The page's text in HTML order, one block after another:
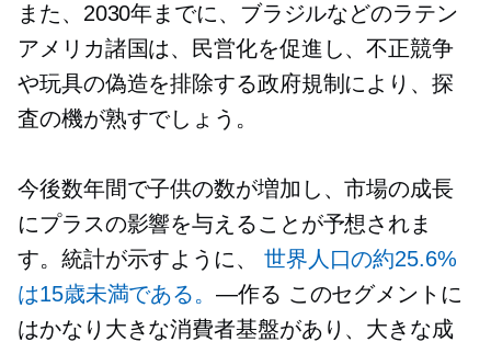
また、2030年までに、ブラジルなどのラテン
アメリカ諸国は、民営化を促進し、不正競争
や玩具の偽造を排除する政府規制により、探
査の機が熟すでしょう。
今後数年間で子供の数が増加し、市場の成長
にプラスの影響を与えることが予想されま
す。統計が示すように、 世界人口の約25.6%
は15歳未満である。 —作る このセグメントに
はかなり大きな消費者基盤があり、大きな成